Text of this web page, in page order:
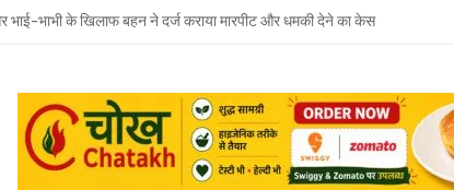
भाभी के खिलाफ बहन ने दर्ज कराया मारपीट और धमकी देने का केस
को होगा उमाशंकर सिंह का अंतिम संस्कार, दुकानें बंद कर व्यापारियों ने दी श्रद्धांजलि
विधानसभा से जुड़े थे उमाशंकर सिंह, पूरे सदन ने की थी जल्द स्वस्थ होने की कामना